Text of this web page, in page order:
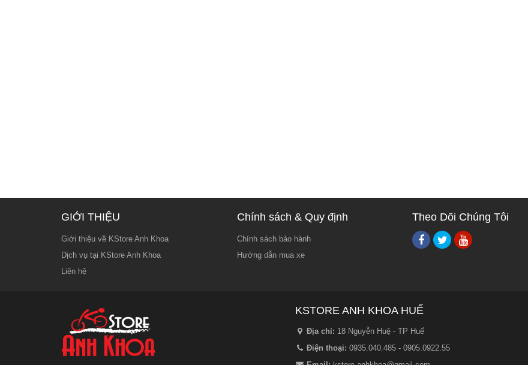
GIỚI THIỆU
Giới thiệu về KStore Anh Khoa
Dịch vụ tại KStore Anh Khoa
Liên hệ
Chính sách & Quy định
Chính sách bảo hành
Hướng dẫn mua xe
Theo Dõi Chúng Tôi
KSTORE ANH KHOA HUẾ
Địa chỉ: 18 Nguyễn Huệ - TP Huế
Điện thoại: 0935.040.485 - 0905.0922.55